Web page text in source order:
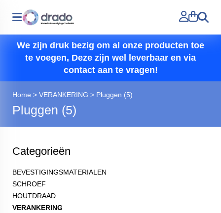
Zoeken
We zijn druk bezig om al onze producten toe
te voegen, Deze zijn wel leverbaar en via
contact aan te vragen!
Home > VERANKERING > Pluggen (5)
Pluggen (5)
Categorieën
BEVESTIGINGSMATERIALEN
SCHROEF
HOUTDRAAD
VERANKERING